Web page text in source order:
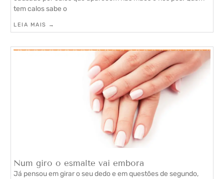
tem calos sabe o
LEIA MAIS →
Num giro o esmalte vai embora
Já pensou em girar o seu dedo e em questões de segundo,